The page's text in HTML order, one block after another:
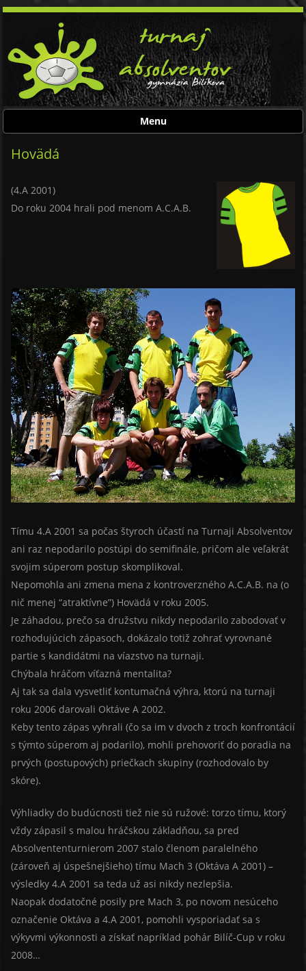
Menu
Hovädá
(4.A 2001)
Do roku 2004 hrali pod menom A.C.A.B.
Tímu 4.A 2001 sa počas štyroch účastí na Turnaji Absolventov
ani raz nepodarilo postúpi do semifinále, pričom ale veľakrát
svojim súperom postup skomplikoval.
Nepomohla ani zmena mena z kontroverzného A.C.A.B. na (o
nič menej “atraktívne”) Hovädá v roku 2005.
Je záhadou, prečo sa družstvu nikdy nepodarilo zabodovať v
rozhodujúcich zápasoch, dokázalo totiž zohrať vyrovnané
partie s kandidátmi na víazstvo na turnaji.
Chýbala hráčom víťazná mentalita?
Aj tak sa dala vysvetliť kontumačná výhra, ktorú na turnaji
roku 2006 darovali Oktáve A 2002.
Keby tento zápas vyhrali (čo sa im v dvoch z troch konfrontácií
s týmto súperom aj podarilo), mohli prehovoriť do poradia na
prvých (postupových) priečkach skupiny (rozhodovalo by
skóre).
Výhliadky do budúcnosti tiež nie sú ružové: torzo tímu, ktorý
vždy zápasil s malou hráčskou základňou, sa pred
Absolvententurnierom 2007 stalo členom paralelného
(zároveň aj úspešnejšieho) tímu Mach 3 (Oktáva A 2001) –
výsledky 4.A 2001 sa teda už asi nikdy nezlepšia.
Naopak dodatočné posily pre Mach 3, po novom nesúceho
označenie Oktáva a 4.A 2001, pomohli vysporiadať sa s
výkyvmi výkonnosti a získať napríklad pohár Bilíč-Cup v roku
2008…